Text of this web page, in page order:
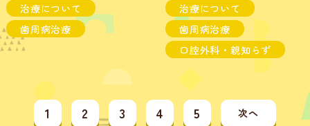
治療について
歯周病治療
治療について
歯周病治療
口腔外科・親知らず
1 2 3 4 5 次へ